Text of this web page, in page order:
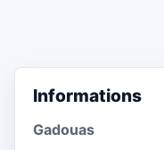
Informations
Gadouas